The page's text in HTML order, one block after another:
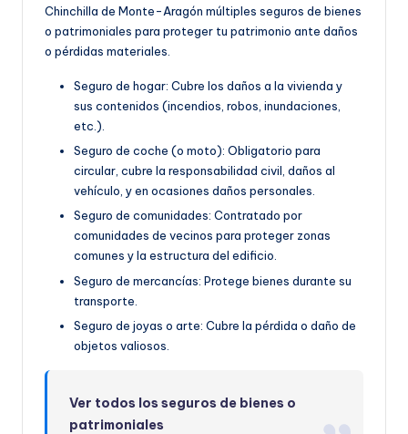
Chinchilla de Monte-Aragón múltiples seguros de bienes
o patrimoniales para proteger tu patrimonio ante daños
o pérdidas materiales.
Seguro de hogar: Cubre los daños a la vivienda y
sus contenidos (incendios, robos, inundaciones,
etc.).
Seguro de coche (o moto): Obligatorio para
circular, cubre la responsabilidad civil, daños al
vehículo, y en ocasiones daños personales.
Seguro de comunidades: Contratado por
comunidades de vecinos para proteger zonas
comunes y la estructura del edificio.
Seguro de mercancías: Protege bienes durante su
transporte.
Seguro de joyas o arte: Cubre la pérdida o daño de
objetos valiosos.
Ver todos los seguros de bienes o
patrimoniales